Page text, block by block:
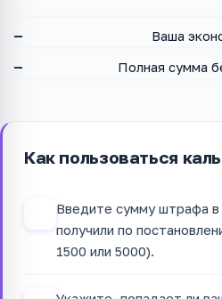
— Ваша
— Полная сумма
Как пользоваться
Введите сумму штрафа
получили по
1500 или 5000).